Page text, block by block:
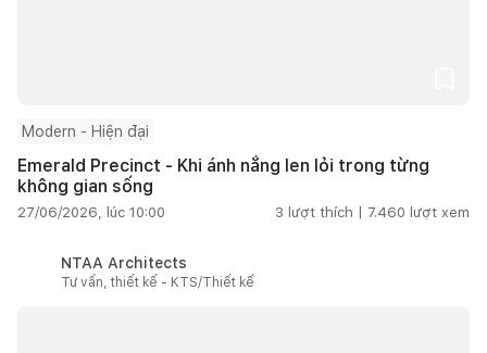
Modern - Hiện đại
Emerald Precinct - Khi ánh nắng len lỏi trong từng
không gian sống
27/06/2026, lúc 10:00 3 lượt thích | 7.460 lượt xem
NTAA Architects
Tư vấn, thiết kế - KTS/Thiết kế